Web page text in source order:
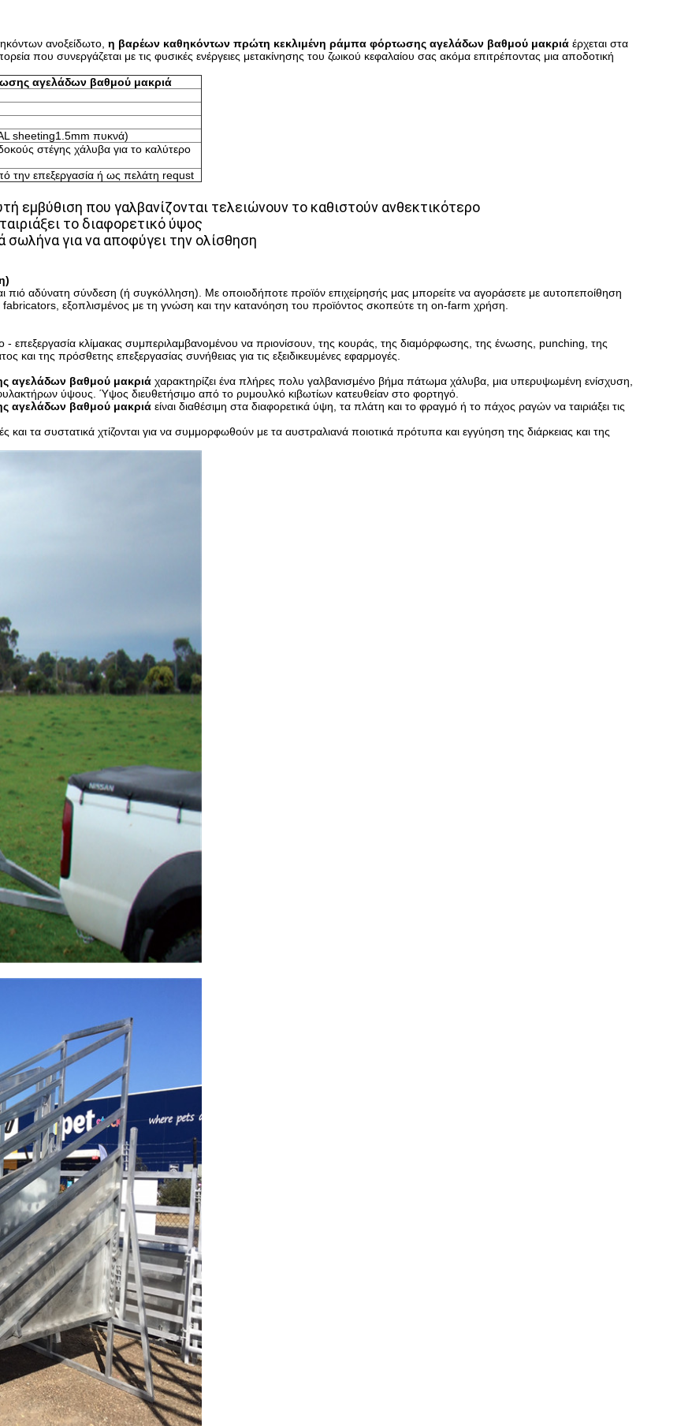
ανοξείδωτο, η βαρέων καθηκόντων πρώτη κεκλιμένη ράμπα φόρτωσης αγελάδων βαθμού μακριά έρχεται στα
που συνεργάζεται με τις φυσικές ενέργειες μετακίνησης του ζωικού κεφαλαίου σας ακόμα επιτρέποντας μια αποδοτική
αγελάδων βαθμού μακριά
sheeting1.5mm πυκνά)
στέγης χάλυβα για το καλύτερο
την επεξεργασία ή ως πελάτη requst
εμβύθιση που γαλβανίζονται τελειώνουν το καθιστούν ανθεκτικότερο
το διαφορετικό ύψος
για να αποφύγει την ολίσθηση
πιό αδύνατη σύνδεση (ή συγκόλληση). Με οποιοδήποτε προϊόν επιχείρησής μας μπορείτε να αγοράσετε με αυτοπεποίθηση
fabricators, εξοπλισμένος με τη γνώση και την κατανόηση του προϊόντος σκοπεύτε τη on-farm χρήση.
- επεξεργασία κλίμακας συμπεριλαμβανομένου να πριονίσουν, της κουράς, της διαμόρφωσης, της ένωσης, punching, της
της πρόσθετης επεξεργασίας συνήθειας για τις εξειδικευμένες εφαρμογές.
αγελάδων βαθμού μακριά χαρακτηρίζει ένα πλήρες πολυ γαλβανισμένο βήμα πάτωμα χάλυβα, μια υπερυψωμένη ενίσχυση,
ύψους. Ύψος διευθετήσιμο από το ρυμουλκό κιβωτίων κατευθείαν στο φορτηγό.
αγελάδων βαθμού μακριά είναι διαθέσιμη στα διαφορετικά ύψη, τα πλάτη και το φραγμό ή το πάχος ραγών να ταιριάξει τις
τα συστατικά χτίζονται για να συμμορφωθούν με τα αυστραλιανά ποιοτικά πρότυπα και εγγύηση της διάρκειας και της